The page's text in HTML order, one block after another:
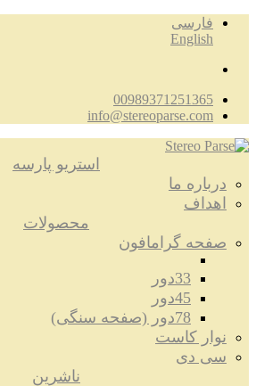
فارسی
English
00989371251365
info@stereoparse.com
استریو پارسه
درباره ما
اهداف
محصولات
صفحه گرامافون
33دور
45دور
78دور (صفحه سنگی)
نوار کاست
سی دی
ناشرین